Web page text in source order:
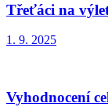
Třeťáci na
1. 9. 2025
Vyhodnocení